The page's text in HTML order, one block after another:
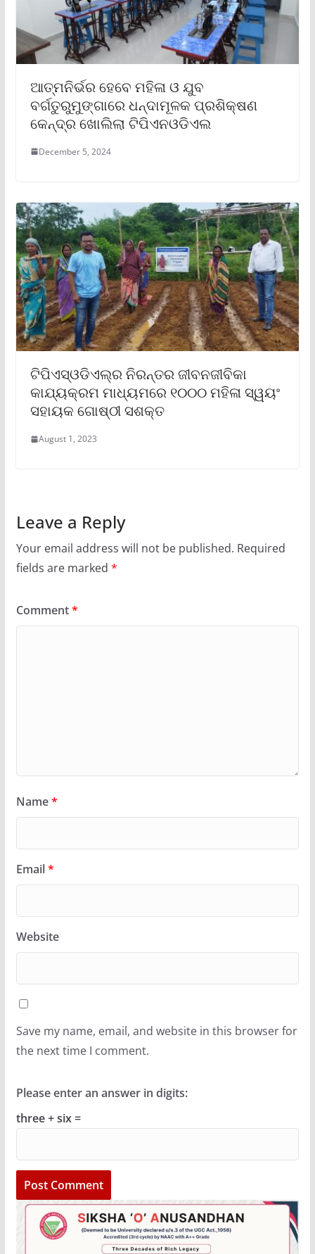
ଆତ୍ମନିର୍ଭର ହେବେ ମହିଳା ଓ ଯୁବ
ବର୍ଗତୁରୁମୁଙ୍ଗାରେ ଧନ୍ଦାମୂଳକ ପ୍ରଶିକ୍ଷଣ
କେନ୍ଦ୍ର ଖୋଲିଲା ଟିପିଏନଓଡିଏଲ
December 5, 2024
ଟିପିଏସ୍‌ଓଡିଏଲ୍‌ର ନିରନ୍ତର ଜୀବନଜୀବିକା
କାଯ୍ୟକ୍ରମ ମାଧ୍ୟମରେ ୧୦୦୦ ମହିଳା ସ୍ୱୟଂ
ସହାୟକ ଗୋଷ୍ଠୀ ସଶକ୍ତ
August 1, 2023
Leave a Reply
Your email address will not be published. Required
fields are marked *
Comment*
Name*
Email*
Website
Save my name, email, and website in this browser for
the next time I comment.
Please enter an answer in digits:
three + six =